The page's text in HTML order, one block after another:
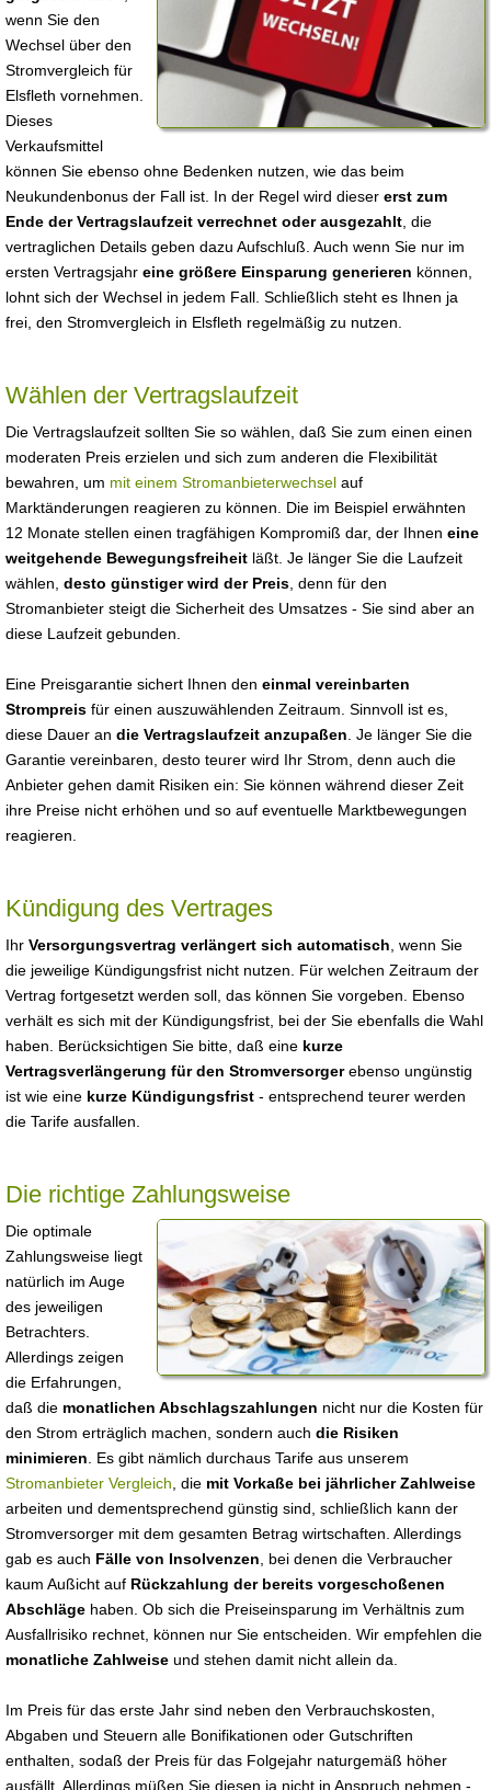
wenn Sie den
Wechsel über den
Stromvergleich für
Elsfleth vornehmen.
Dieses
Verkaufsmittel
können Sie ebenso ohne Bedenken nutzen, wie das beim
Neukundenbonus der Fall ist. In der Regel wird dieser erst zum
Ende der Vertragslaufzeit verrechnet oder ausgezahlt , die
vertraglichen Details geben dazu Aufschluß. Auch wenn Sie nur im
ersten Vertragsjahr eine größere Einsparung generieren können,
lohnt sich der Wechsel in jedem Fall. Schließlich steht es Ihnen ja
frei, den Stromvergleich in Elsfleth regelmäßig zu nutzen.
Wählen der Vertragslaufzeit
Die Vertragslaufzeit sollten Sie so wählen, daß Sie zum einen einen
moderaten Preis erzielen und sich zum anderen die Flexibilität
bewahren, um mit einem Stromanbieterwechsel auf
Marktänderungen reagieren zu können. Die im Beispiel erwähnten
12 Monate stellen einen tragfähigen Kompromiß dar, der Ihnen eine
weitgehende Bewegungsfreiheit läßt. Je länger Sie die Laufzeit
wählen, desto günstiger wird der Preis , denn für den
Stromanbieter steigt die Sicherheit des Umsatzes - Sie sind aber an
diese Laufzeit gebunden.
Eine Preisgarantie sichert Ihnen den einmal vereinbarten
Strompreis für einen auszuwählenden Zeitraum. Sinnvoll ist es,
diese Dauer an die Vertragslaufzeit anzupaßen . Je länger Sie die
Garantie vereinbaren, desto teurer wird Ihr Strom, denn auch die
Anbieter gehen damit Risiken ein: Sie können während dieser Zeit
ihre Preise nicht erhöhen und so auf eventuelle Marktbewegungen
reagieren.
Kündigung des Vertrages
Ihr Versorgungsvertrag verlängert sich automatisch , wenn Sie
die jeweilige Kündigungsfrist nicht nutzen. Für welchen Zeitraum der
Vertrag fortgesetzt werden soll, das können Sie vorgeben. Ebenso
verhält es sich mit der Kündigungsfrist, bei der Sie ebenfalls die Wahl
haben. Berücksichtigen Sie bitte, daß eine kurze
Vertragsverlängerung für den Stromversorgerebenso ungünstig
ist wie eine kurze Kündigungsfrist - entsprechend teurer werden
die Tarife ausfallen.
Die richtige Zahlungsweise
Die optimale
Zahlungsweise liegt
natürlich im Auge
des jeweiligen
Betrachters.
Allerdings zeigen
die Erfahrungen,
daß die monatlichen Abschlagszahlungen nicht nur die Kosten für
den Strom erträglich machen, sondern auch die Risiken
minimieren . Es gibt nämlich durchaus Tarife aus unserem
Stromanbieter Vergleich , die mit Vorkaße bei jährlicher Zahlweise
arbeiten und dementsprechend günstig sind, schließlich kann der
Stromversorger mit dem gesamten Betrag wirtschaften. Allerdings
gab es auch Fälle von Insolvenzen , bei denen die Verbraucher
kaum Außicht auf Rückzahlung der bereits vorgeschoßenen
Abschläge haben. Ob sich die Preiseinsparung im Verhältnis zum
Ausfallrisiko rechnet, können nur Sie entscheiden. Wir empfehlen die
monatliche Zahlweise und stehen damit nicht allein da.
Im Preis für das erste Jahr sind neben den Verbrauchskosten,
Abgaben und Steuern alle Bonifikationen oder Gutschriften
enthalten, sodaß der Preis für das Folgejahr naturgemäß höher
ausfällt. Allerdings müßen Sie diesen ja nicht in Anspruch nehmen -